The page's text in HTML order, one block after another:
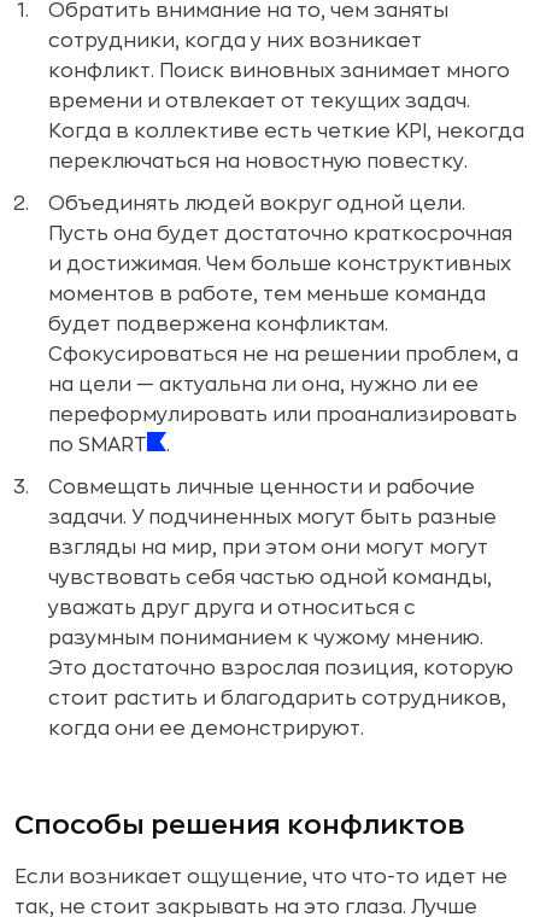
Обратить внимание на то, чем заняты
сотрудники, когда у них возникает
конфликт. Поиск виновных занимает много
времени и отвлекает от текущих задач.
Когда в коллективе есть четкие KPI, некогда
переключаться на новостную повестку.
Объединять людей вокруг одной цели.
Пусть она будет достаточно краткосрочная
и достижимая. Чем больше конструктивных
моментов в работе, тем меньше команда
будет подвержена конфликтам.
Сфокусироваться не на решении проблем, а
на цели — актуальна ли она, нужно ли ее
переформулировать или проанализировать
по SMART
.
Совмещать личные ценности и рабочие
задачи. У подчиненных могут быть разные
взгляды на мир, при этом они могут могут
чувствовать себя частью одной команды,
уважать друг друга и относиться с
разумным пониманием к чужому мнению.
Это достаточно взрослая позиция, которую
стоит растить и благодарить сотрудников,
когда они ее демонстрируют.
Способы решения конфликтов
Если возникает ощущение, что что-то идет не
так, не стоит закрывать на это глаза. Лучше